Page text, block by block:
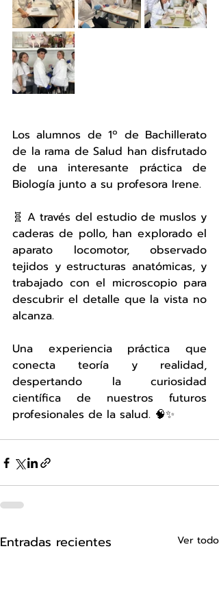
Los alumnos de 1º de Bachillerato
de la rama de Salud han disfrutado
de una interesante práctica de
Biología junto a su profesora Irene.
🧬 A través del estudio de muslos y
caderas de pollo, han explorado el
aparato locomotor, observado
tejidos y estructuras anatómicas, y
trabajado con el microscopio para
descubrir el detalle que la vista no
alcanza.
Una experiencia práctica que
conecta teoría y realidad,
despertando la curiosidad
científica de nuestros futuros
profesionales de la salud. 🧠✨
Entradas recientes Ver todo